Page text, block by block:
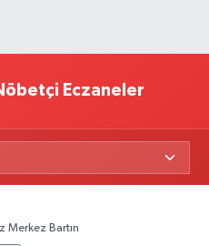
Eczaneler
Merkez Bartın